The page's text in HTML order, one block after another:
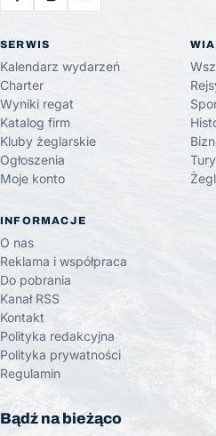
SERWIS
Kalendarz wydarzeń
Charter
Wyniki regat
Katalog firm
Kluby żeglarskie
Ogłoszenia
Moje konto
INFORMACJE
O nas
Reklama i współpraca
Do pobrania
Kanał RSS
Kontakt
Polityka redakcyjna
Polityka prywatności
Regulamin
Bądź na bieżąco